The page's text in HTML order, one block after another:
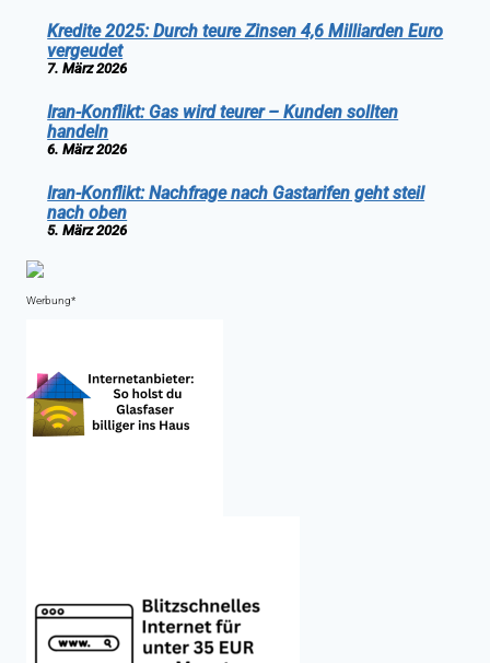
Kredite 2025: Durch teure Zinsen 4,6 Milliarden Euro
vergeudet
7. März 2026
Iran-Konflikt: Gas wird teurer – Kunden sollten
handeln
6. März 2026
Iran-Konflikt: Nachfrage nach Gastarifen geht steil
nach oben
5. März 2026
Werbung*